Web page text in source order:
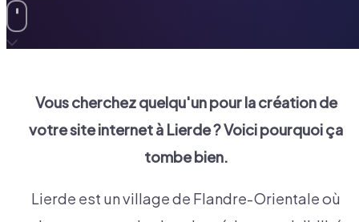
Vous cherchez quelqu'un pour la création de
votre site internet à Lierde? Voici pourquoi ça
tombe bien.
Lierde est un village de Flandre-Orientale où